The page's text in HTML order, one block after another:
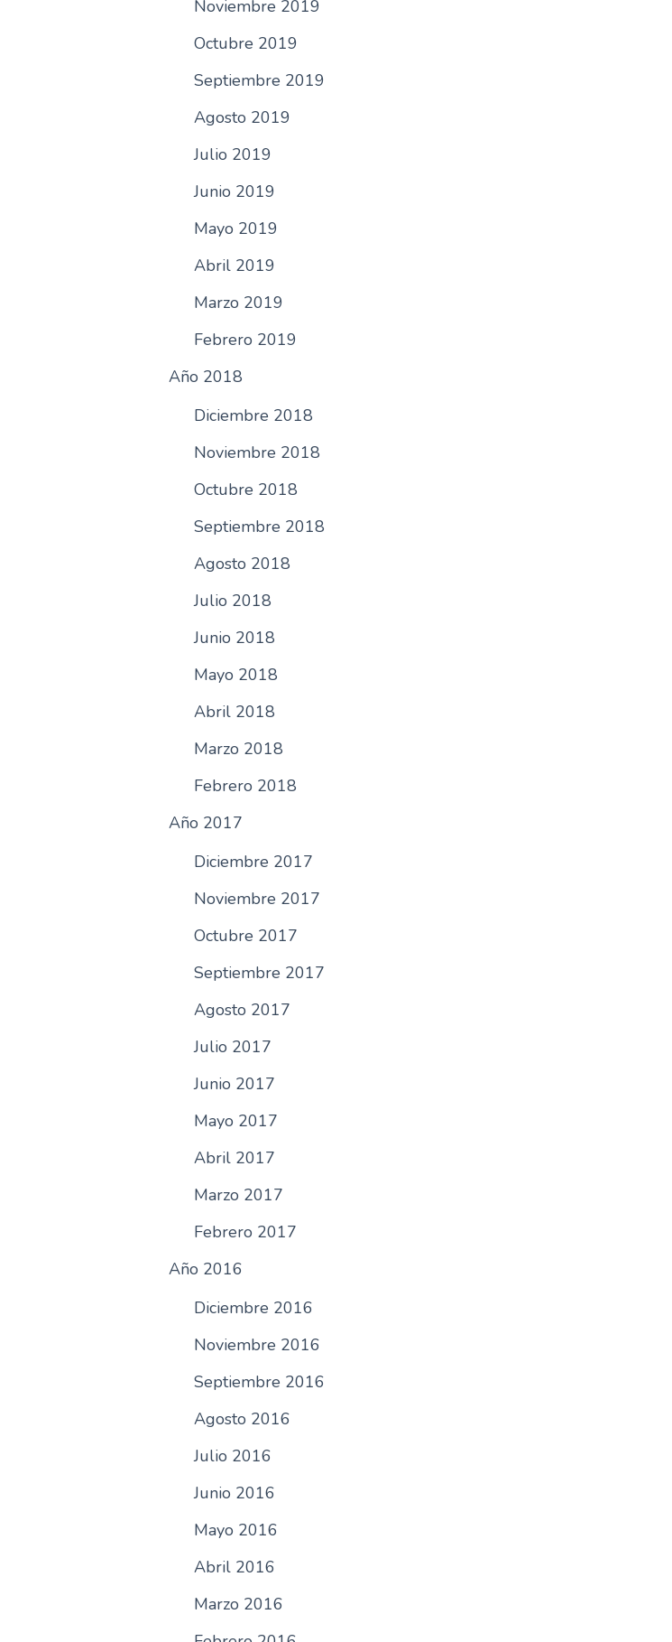
Noviembre 2019
Octubre 2019
Septiembre 2019
Agosto 2019
Julio 2019
Junio 2019
Mayo 2019
Abril 2019
Marzo 2019
Febrero 2019
Año 2018
Diciembre 2018
Noviembre 2018
Octubre 2018
Septiembre 2018
Agosto 2018
Julio 2018
Junio 2018
Mayo 2018
Abril 2018
Marzo 2018
Febrero 2018
Año 2017
Diciembre 2017
Noviembre 2017
Octubre 2017
Septiembre 2017
Agosto 2017
Julio 2017
Junio 2017
Mayo 2017
Abril 2017
Marzo 2017
Febrero 2017
Año 2016
Diciembre 2016
Noviembre 2016
Septiembre 2016
Agosto 2016
Julio 2016
Junio 2016
Mayo 2016
Abril 2016
Marzo 2016